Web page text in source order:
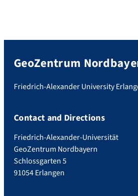
GeoZentrum
Friedrich-Alexander University
Contact and Directions
Friedrich-Alexander-Universität
GeoZentrum Nordbayern
Schlossgarten 5
91054 Erlangen